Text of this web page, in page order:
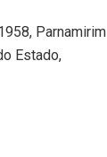
Parnamirim
Estado,